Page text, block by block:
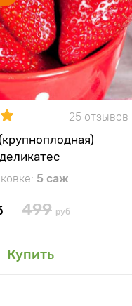
25 отзывов
5 саж
499 руб
Купить